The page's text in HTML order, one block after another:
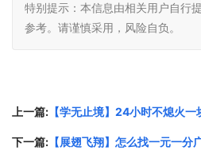
特别提示：本信息由相关用户自行
参考。请谨慎采用，风险自负。
上一篇: 【学无止境】24小时不熄火
下一篇: 【展翅飞翔】怎么找一元一分